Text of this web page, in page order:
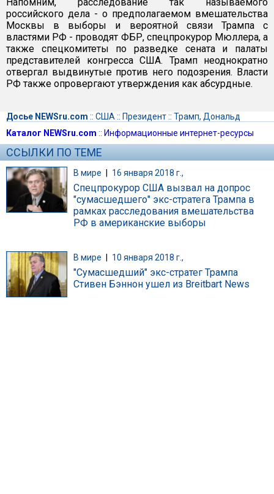
российского дела - о предполагаемом вмешательства
Москвы в выборы и вероятной связи Трампа с
властями РФ - проводят ФБР, спецпрокурор Мюллера, а
также спецкомитеты по разведке сената и палаты
представителей конгресса США. Трамп неоднократно
отвергал выдвинутые против него подозрения. Власти
РФ также опровергают утверждения как абсурдные.
Досье NEWSru.com :: США :: Президент:: Трамп, Дональд
Каталог NEWSru.com :: Информационные интернет-ресурсы
ССЫЛКИ ПО ТЕМЕ
В мире | 16 января 2018 г.,
Спецпрокурор США вызвал на допрос
"сумасшедшего" экс-стратега Трампа в
рамках расследования вмешательства
РФ в американские выборы
В мире 10 января 2018 г.,
"Сумасшедший" экс-стратег Трампа
Стивен Бэннон ушел из Breitbart News